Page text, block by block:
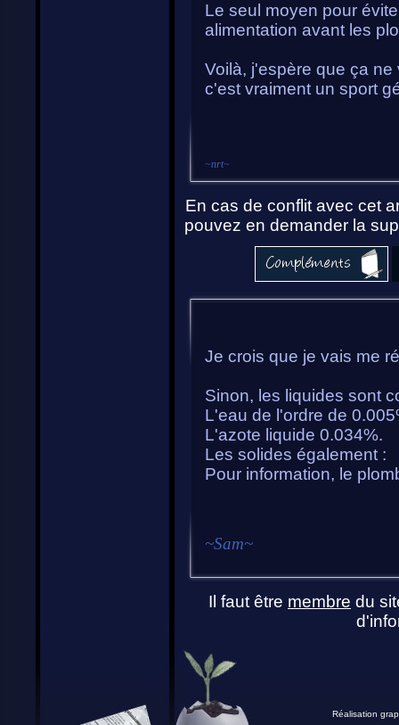
Le seul moyen pour
alimentation avant les
Voilà, j'espère que ça
c'est vraiment un sport
~nrt~
En cas de conflit avec cet
pouvez en demander la
Je crois que je vais me
Sinon, les liquides sont
L'eau de l'ordre de
L'azote liquide 0.034%.
Les solides également :
Pour information, le
~Sam~
Il faut être membre du
Réalisation